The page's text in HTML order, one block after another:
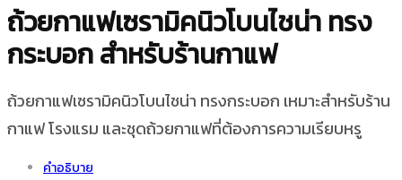
ถ้วยกาแฟเซรามิคนิวโบนไชน่า ทรง
กระบอก สำหรับร้านกาแฟ
ถ้วยกาแฟเซรามิคนิวโบนไชน่า ทรงกระบอก เหมาะสำหรับร้าน
กาแฟ โรงแรม และชุดถ้วยกาแฟที่ต้องการความเรียบหรู
คำอธิบาย